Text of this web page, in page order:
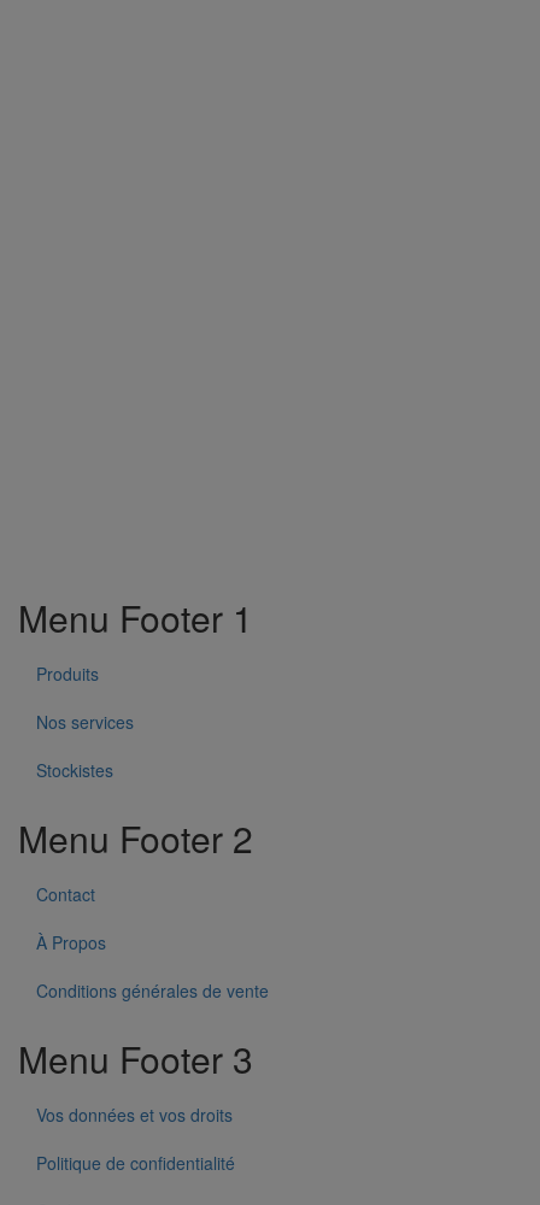
Menu Footer 1
Produits
Nos services
Stockistes
Menu Footer 2
Contact
À Propos
Conditions générales de vente
Menu Footer 3
Vos données et vos droits
Politique de confidentialité